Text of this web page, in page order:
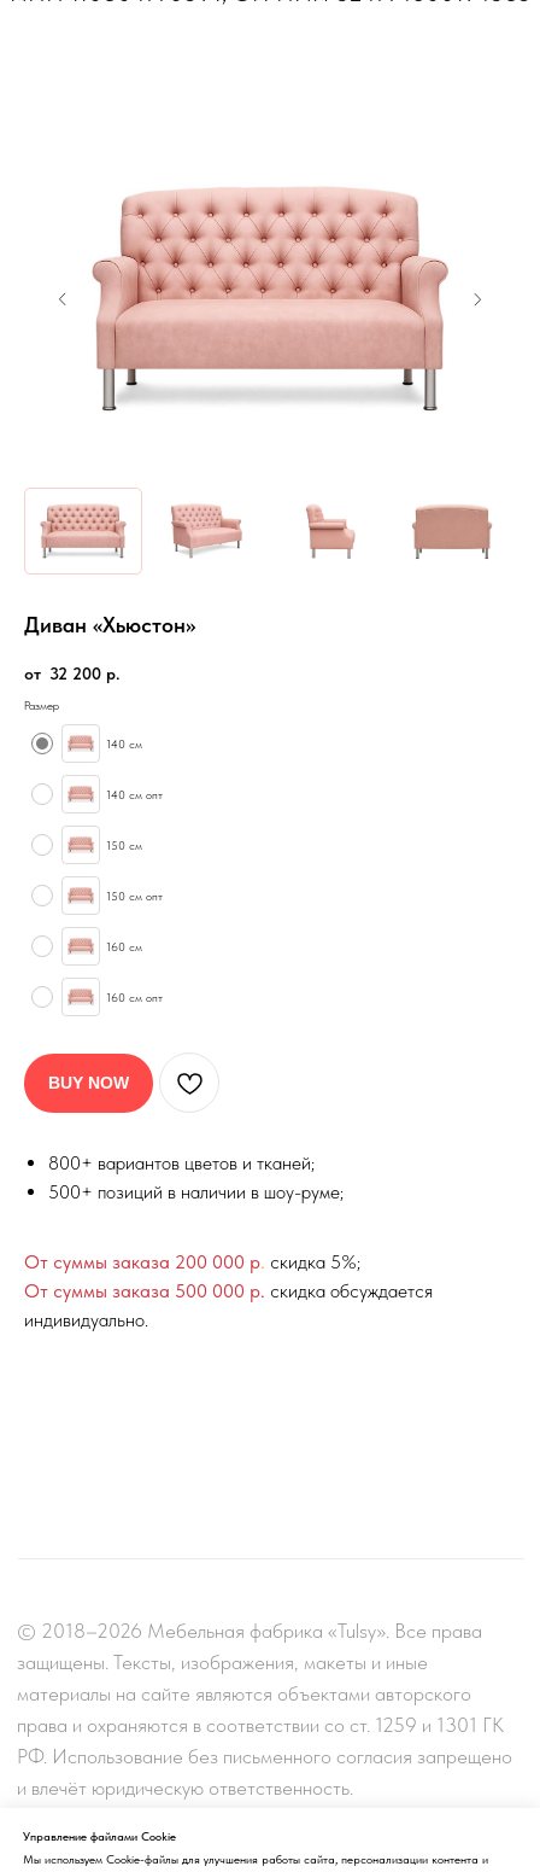
Диван «Хьюстон»
32 200 р.
Размер
140 см
140 см опт
150 см
150 см опт
160 см
160 см опт
BUY NOW
800+ вариантов цветов и тканей;
500+ позиций в наличии в шоу-руме;
От суммы заказа 200 000 р. скидка 5%;
От суммы заказа 500 000 р. скидка обсуждается
индивидуально.
Управление файлами Cookie
Мы используем Cookie-файлы для улучшения работы сайта, персонализации контента и